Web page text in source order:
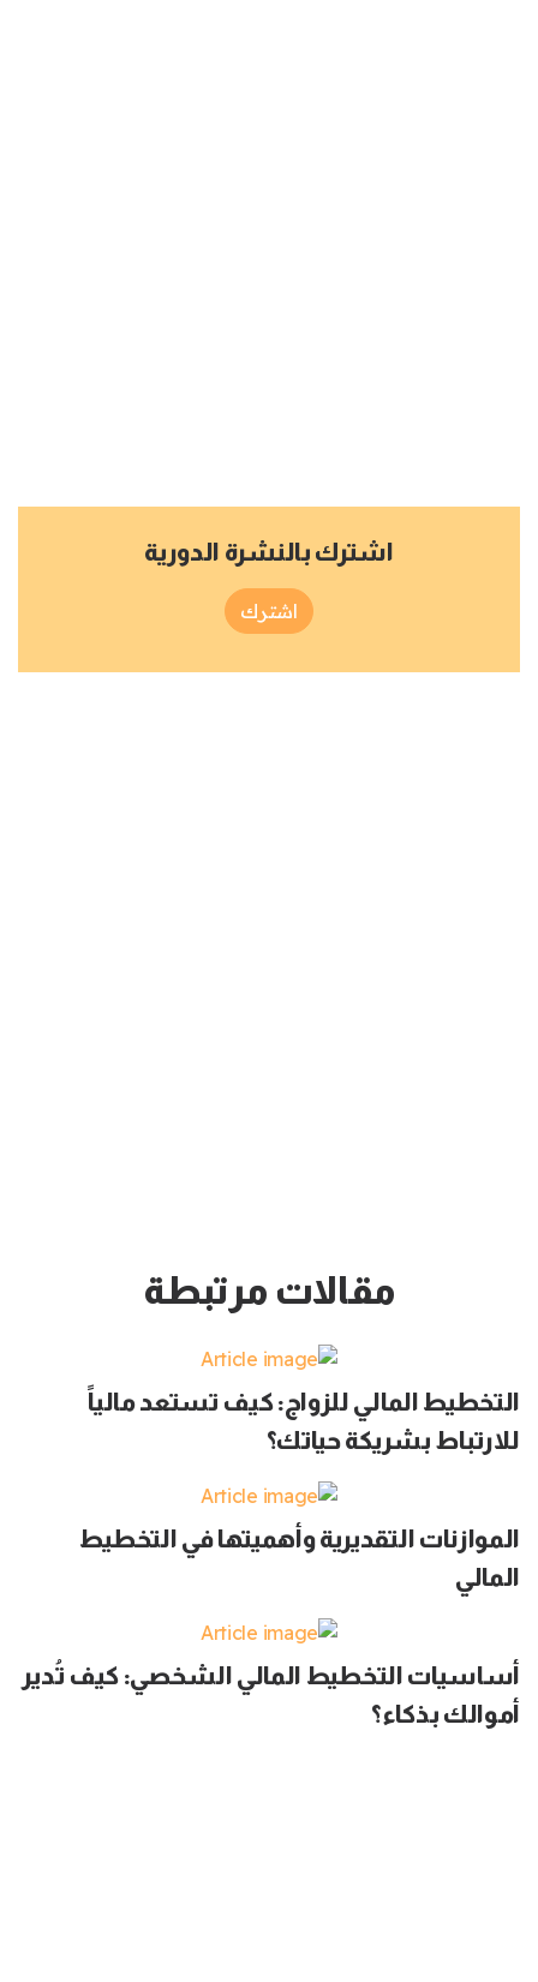
اشترك بالنشرة الدورية
اشترك
مقالات مرتبطة
التخطيط المالي للزواج: كيف تستعد مالياً
للارتباط بشريكة حياتك؟
الموازنات التقديرية وأهميتها في التخطيط
المالي
أساسيات التخطيط المالي الشخصي: كيف تُدير
أموالك بذكاء؟